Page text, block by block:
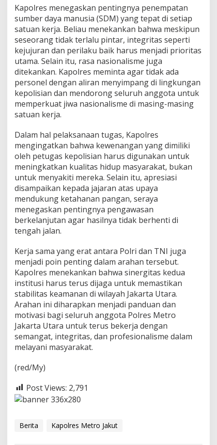
e
n
d
a
n
K
p
o
l
r
a
d
a
a
j
a
r
n
Kapolres menegaskan pentingnya penempatan
sumber daya manusia (SDM) yang tepat di setiap
satuan kerja. Beliau menekankan bahwa meskipun
seseorang tidak terlalu pintar, integritas seperti
kejujuran dan perilaku baik harus menjadi prioritas
utama. Selain itu, rasa nasionalisme juga
ditekankan. Kapolres meminta agar tidak ada
personel dengan aliran menyimpang di lingkungan
kepolisian dan mendorong seluruh anggota untuk
memperkuat jiwa nasionalisme di masing-masing
satuan kerja.
Dalam hal pelaksanaan tugas, Kapolres
mengingatkan bahwa kewenangan yang dimiliki
oleh petugas kepolisian harus digunakan untuk
meningkatkan kualitas hidup masyarakat, bukan
untuk menyakiti mereka. Selain itu, apresiasi
disampaikan kepada jajaran atas upaya
mendukung ketahanan pangan, seraya
menegaskan pentingnya pengawasan
berkelanjutan agar hasilnya tidak berhenti di
tengah jalan.
Kerja sama yang erat antara Polri dan TNI juga
menjadi poin penting dalam arahan tersebut.
Kapolres menekankan bahwa sinergitas kedua
institusi harus terus dijaga untuk memastikan
stabilitas keamanan di wilayah Jakarta Utara.
Arahan ini diharapkan menjadi panduan dan
motivasi bagi seluruh anggota Polres Metro
Jakarta Utara untuk terus bekerja dengan
semangat, integritas, dan profesionalisme dalam
melayani masyarakat.
(red/My)
Post Views: 2,791
Berita Kapolres Metro Jakut